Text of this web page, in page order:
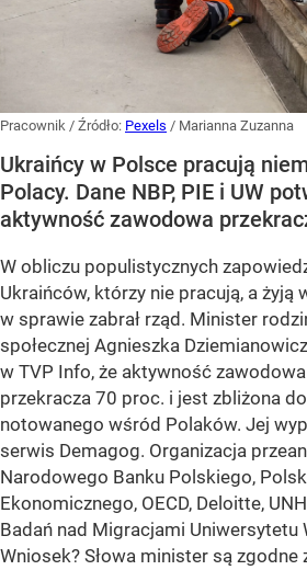
Pracownik / Źródło: Pexels / Marianna Zuzanna
Ukraińcy w Polsce pracują
Polacy. Dane NBP, PIE i UW
aktywność zawodowa
W obliczu populistycznych
Ukraińców, którzy nie pracują, a żyją
w sprawie zabrał rząd. Minister
społecznej Agnieszka
w TVP Info, że aktywność
przekracza 70 proc. i jest zbliżona
notowanego wśród Polaków. Jej
serwis Demagog. Organizacja
Narodowego Banku Polskiego,
Ekonomicznego, OECD, Deloitte,
Badań nad Migracjami Uniwersytetu
Wniosek? Słowa minister są zgodne